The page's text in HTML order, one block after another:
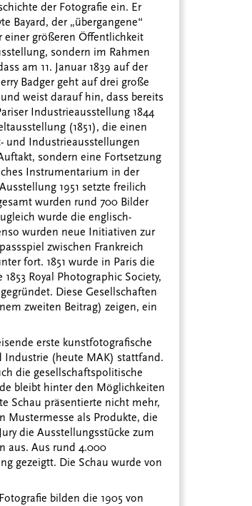
der Fotografie ein. Er
Bayard, der „übergangene“
einer größeren Öffentlichkeit
sondern im Rahmen
am 11. Januar 1839 auf der
Badger geht auf drei große
weist darauf hin, dass bereits
Industrieausstellung 1844
(1851), die einen
und Industrieausstellungen
sondern eine Fortsetzung
Instrumentarium in der
1951 setzte freilich
wurden rund 700 Bilder
wurde die englisch-
wurden neue Initiativen zur
zwischen Frankreich
fort. 1851 wurde in Paris die
Royal Photographic Society,
Diese Gesellschaften
zweiten Beitrag) zeigen, ein
erste kunstfotografische
Industrie (heute MAK) stattfand.
die gesellschaftspolitische
bleibt hinter den Möglichkeiten
Schau präsentierte nicht mehr,
Mustermesse als Produkte, die
die Ausstellungsstücke zum
aus. Aus rund 4.000
gezeigtt. Die Schau wurde von
bilden die 1905 von